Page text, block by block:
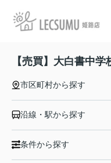
【売買】大白書中
市区町村から探す
沿線・駅から探す
条件から探す